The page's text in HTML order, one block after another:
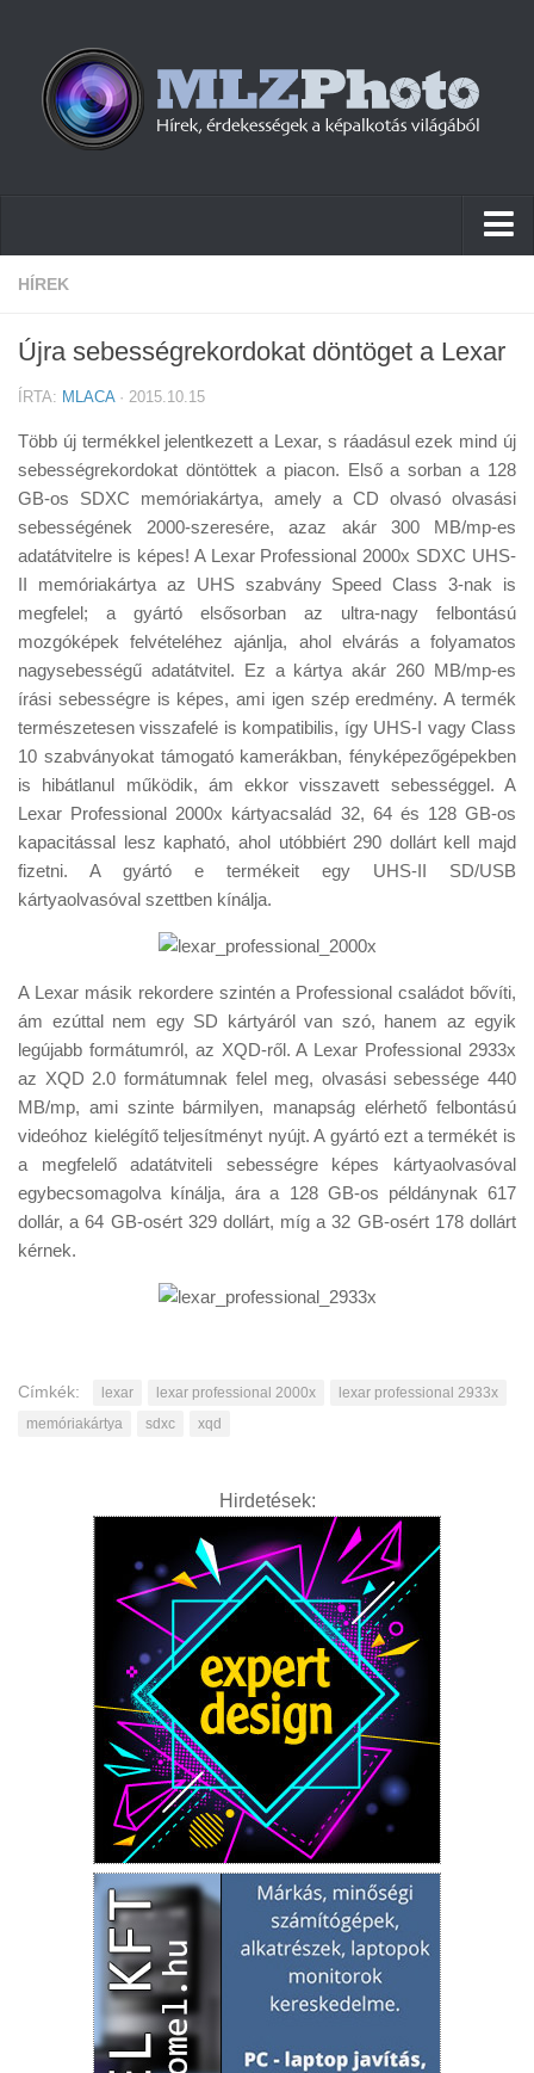
Hírek
Cikkek
Firmware
Tudástár
Tanácsok
Érdekességek
Helyszíni Riport
E-BB
HÍREK
Újra sebességrekordokat döntöget a Lexar
ÍRTA: MLACA· 2015.10.15
Több új termékkel jelentkezett a Lexar, s ráadásul ezek mind új
sebességrekordokat döntöttek a piacon. Első a sorban a 128
GB-os SDXC memóriakártya, amely a CD olvasó olvasási
sebességének 2000-szeresére, azaz akár 300 MB/mp-es
adatátvitelre is képes! A Lexar Professional 2000x SDXC UHS-
II memóriakártya az UHS szabvány Speed Class 3-nak is
megfelel; a gyártó elsősorban az ultra-nagy felbontású
mozgóképek felvételéhez ajánlja, ahol elvárás a folyamatos
nagysebességű adatátvitel. Ez a kártya akár 260 MB/mp-es
írási sebességre is képes, ami igen szép eredmény. A termék
természetesen visszafelé is kompatibilis, így UHS-I vagy Class
10 szabványokat támogató kamerákban, fényképezőgépekben
is hibátlanul működik, ám ekkor visszavett sebességgel. A
Lexar Professional 2000x kártyacsalád 32, 64 és 128 GB-os
kapacitással lesz kapható, ahol utóbbiért 290 dollárt kell majd
fizetni. A gyártó e termékeit egy UHS-II SD/USB
kártyaolvasóval szettben kínálja.
A Lexar másik rekordere szintén a Professional családot bővíti,
ám ezúttal nem egy SD kártyáról van szó, hanem az egyik
legújabb formátumról, az XQD-ről. A Lexar Professional 2933x
az XQD 2.0 formátumnak felel meg, olvasási sebessége 440
MB/mp, ami szinte bármilyen, manapság elérhető felbontású
videóhoz kielégítő teljesítményt nyújt. A gyártó ezt a termékét is
a megfelelő adatátviteli sebességre képes kártyaolvasóval
egybecsomagolva kínálja, ára a 128 GB-os példánynak 617
dollár, a 64 GB-osért 329 dollárt, míg a 32 GB-osért 178 dollárt
kérnek.
Címkék: lexar lexar professional 2000x
lexar professional 2933x
memóriakártya
sdxc xqd
Hirdetések: